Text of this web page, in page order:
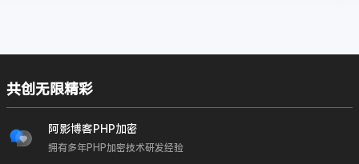
共创无限精彩
阿影博客PHP加密
拥有多年PHP加密技术研发经验